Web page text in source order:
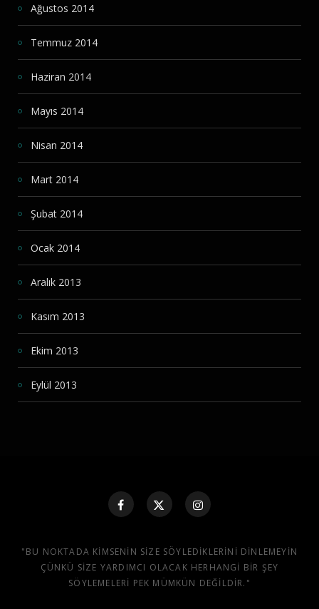
Ağustos 2014
Temmuz 2014
Haziran 2014
Mayıs 2014
Nisan 2014
Mart 2014
Şubat 2014
Ocak 2014
Aralık 2013
Kasım 2013
Ekim 2013
Eylül 2013
"BU NOKTADA KIMSENIN SIZE SÖYLEDIKLERINI DINLEMEYIN
ÇÜNKÜ SIZE YARDIMCI OLACAK HERHANGI BIR ŞEY
SÖYLEMELERI PEK MÜMKÜN DEĞILDIR."